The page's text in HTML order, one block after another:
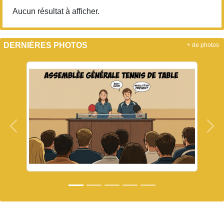
Aucun résultat à afficher.
DERNIÈRES PHOTOS
Précedent
+ de photos